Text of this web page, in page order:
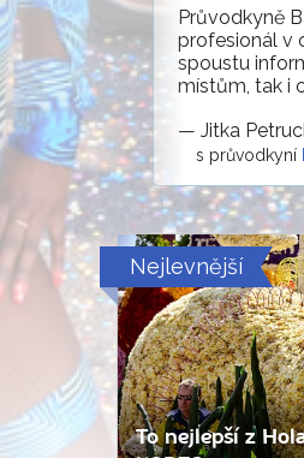
Průvodkyně
profesionál v
spoustu
místům, tak i
— Jitka
s průvodkyní
Nejlevnější
To nejlepší z